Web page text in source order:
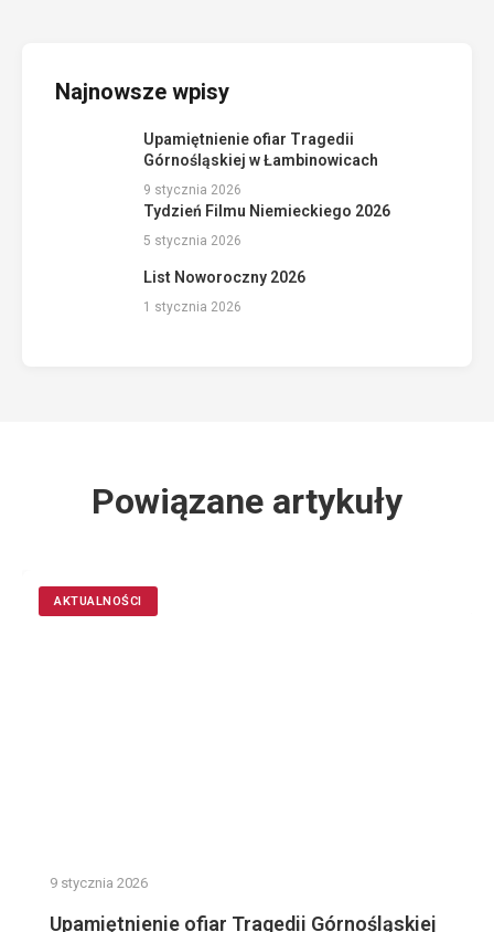
Najnowsze wpisy
Upamiętnienie ofiar Tragedii
Górnośląskiej w Łambinowicach
9 stycznia 2026
Tydzień Filmu Niemieckiego 2026
5 stycznia 2026
List Noworoczny 2026
1 stycznia 2026
Powiązane artykuły
AKTUALNOŚCI
9 stycznia 2026
Upamiętnienie ofiar Tragedii Górnośląskiej